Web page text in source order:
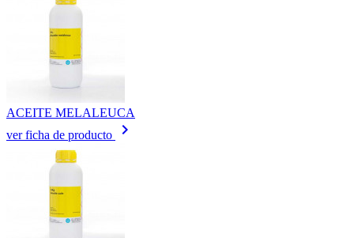
ACEITE MELALEUCA
ver ficha de producto
keyboard_arrow_right